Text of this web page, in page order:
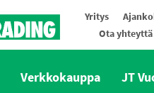
Yritys
Ota yhteyttä
Verkkokauppa JT